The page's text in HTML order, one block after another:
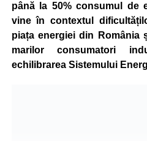
până la 50% consumul de
vine în contextul
piața energiei din România
marilor consumatori
echilibrarea Sistemului